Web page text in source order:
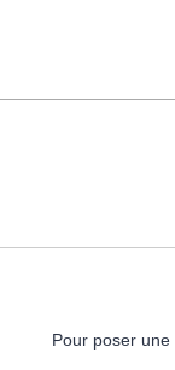
Pour poser